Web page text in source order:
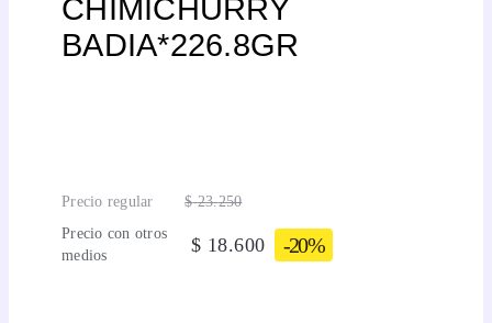
CHIMICHURRY
BADIA*226.8GR
Precio regular $ 23.250
Precio con otros
medios
$ 18.600 -20%